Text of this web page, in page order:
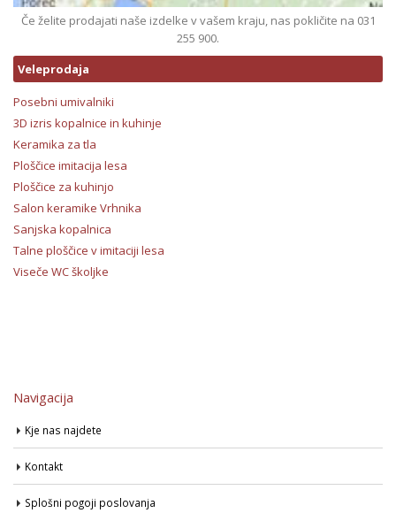
Če želite prodajati naše izdelke v vašem kraju, nas pokličite na 031
255 900.
Veleprodaja
Posebni umivalniki
3D izris kopalnice in kuhinje
Keramika za tla
Ploščice imitacija lesa
Ploščice za kuhinjo
Salon keramike Vrhnika
Sanjska kopalnica
Talne ploščice v imitaciji lesa
Viseče WC školjke
Navigacija
Kje nas najdete
Kontakt
Splošni pogoji poslovanja